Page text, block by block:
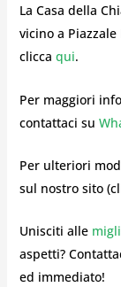
La Casa della
vicino a
clicca qui.
Per maggiori
contattaci su
Per ulteriori
sul nostro sito
Unisciti alle
aspetti?
ed immediato!